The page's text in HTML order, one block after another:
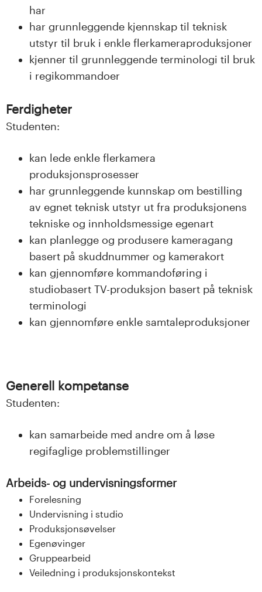
a
har
har grunnleggende kjennskap til teknisk
utstyr til bruk i enkle flerkameraproduksjoner
kjenner til grunnleggende terminologi til bruk
i regikommandoer
Ferdigheter
Studenten:
kan lede enkle flerkamera
produksjonsprosesser
har grunnleggende kunnskap om bestilling
av egnet teknisk utstyr ut fra produksjonens
tekniske og innholdsmessige egenart
kan planlegge og produsere kameragang
basert på skuddnummer og kamerakort
kan gjennomføre kommandoføring i
studiobasert TV-produksjon basert på teknisk
terminologi
kan gjennomføre enkle samtaleproduksjoner
Generell kompetanse
Studenten:
kan samarbeide med andre om å løse
regifaglige problemstillinger
Arbeids- og undervisningsformer
Forelesning
Undervisning i studio
Produksjonsøvelser
Egenøvinger
Gruppearbeid
Veiledning i produksjonskontekst